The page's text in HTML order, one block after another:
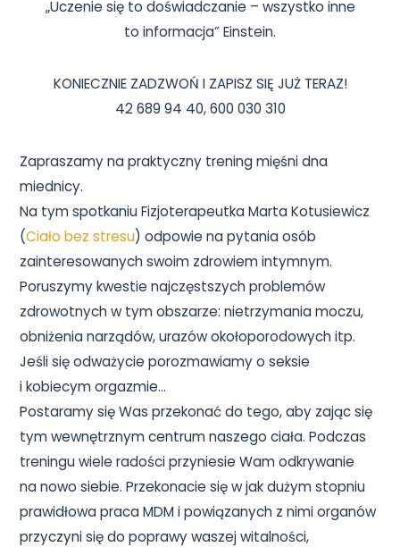
„Uczenie się to doświadczanie – wszystko inne
to informacja” Einstein.
KONIECZNIE ZADZWOŃ I ZAPISZ SIĘ JUŻ TERAZ!
42 689 94 40, 600 030 310
Zapraszamy na praktyczny trening mięśni dna
miednicy.
Na tym spotkaniu Fizjoterapeutka Marta Kotusiewicz
(Ciało bez stresu) odpowie na pytania osób
zainteresowanych swoim zdrowiem intymnym.
Poruszymy kwestie najczęstszych problemów
zdrowotnych w tym obszarze: nietrzymania moczu,
obniżenia narządów, urazów okołoporodowych itp.
Jeśli się odważycie porozmawiamy o seksie
i kobiecym orgazmie…
Postaramy się Was przekonać do tego, aby zając się
tym wewnętrznym centrum naszego ciała. Podczas
treningu wiele radości przyniesie Wam odkrywanie
na nowo siebie. Przekonacie się w jak dużym stopniu
prawidłowa praca MDM i powiązanych z nimi organów
przyczyni się do poprawy waszej witalności,